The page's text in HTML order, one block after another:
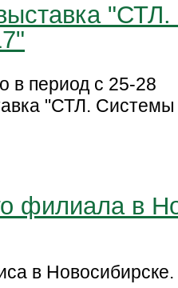
в период с 25-28
"СТЛ. Системы
филиала в
в Новосибирске.